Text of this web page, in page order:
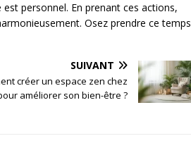
personnel. En prenant ces actions,
Osez prendre ce temps
SUIVANT
créer un espace zen chez
améliorer son bien-être ?